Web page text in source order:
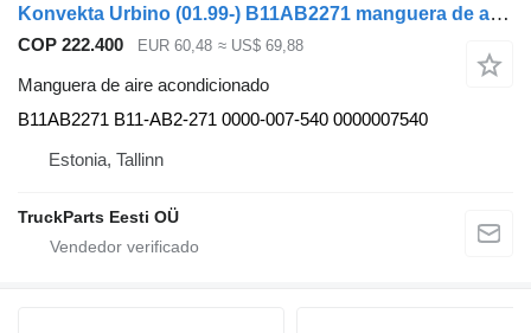
Konvekta Urbino (01.99-) B11AB2271 manguera de aire acondicionado para Solaris Urbino, Alpino, Vacanza (1999-) autobús
COP 222.400 EUR 60,48 ≈ US$ 69,88
Manguera de aire acondicionado
B11AB2271 B11-AB2-271 0000-007-540 0000007540
Estonia, Tallinn
TruckParts Eesti OÜ